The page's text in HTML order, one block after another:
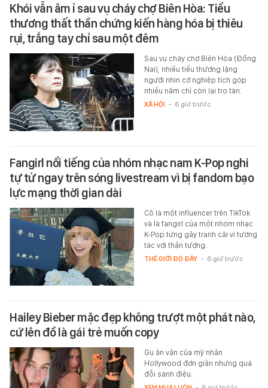
Khói vẫn âm ỉ sau vụ cháy chợ Biên Hòa: Tiểu
thương thất thần chứng kiến hàng hóa bị thiêu
rụi, trắng tay chỉ sau một đêm
Sau vụ cháy chợ Biên Hòa (Đồng
Nai), nhiều tiểu thương lặng
người nhìn cơ nghiệp tích góp
nhiều năm chỉ còn lại tro tàn.
XÃ HỘI - 6 giờ trước
Fangirl nổi tiếng của nhóm nhạc nam K-Pop nghi
tự tử ngay trên sóng livestream vì bị fandom bạo
lực mạng thời gian dài
Cô là một influencer trên TikTok
và là fangirl của một nhóm nhạc
K-Pop từng gây tranh cãi vì tương
tác với thần tượng.
THẾ GIỚI ĐÓ ĐÂY - 6 giờ trước
Hailey Bieber mặc đẹp không trượt một phát nào,
cứ lên đồ là gái trẻ muốn copy
Gu ăn vận của mỹ nhân
Hollywood đơn giản nhưng quá
đỗi sành điệu.